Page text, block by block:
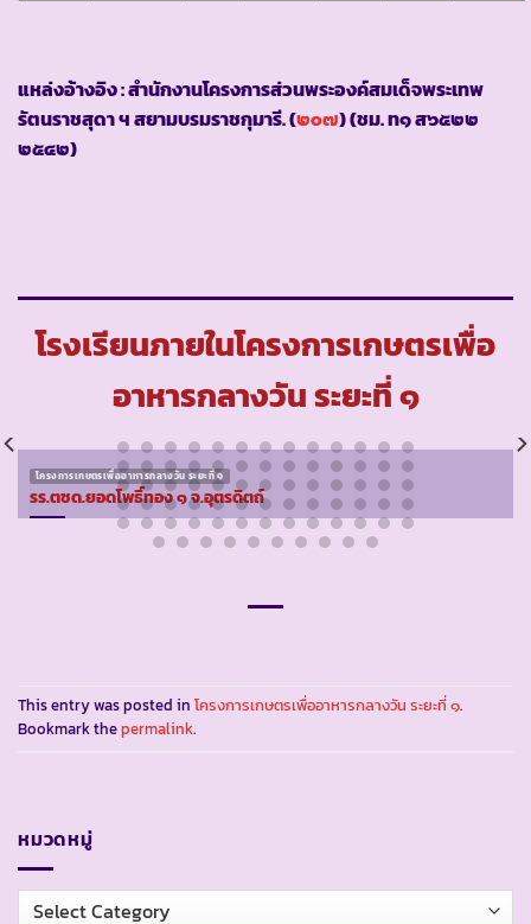
แหล่งอ้างอิง : สำนักงานโครงการส่วนพระองค์สมเด็จพระเทพ
รัตนราชสุดา ฯ สยามบรมราชกุมารี. (๒๐๗) (ชม. ท๑ ส๖๕๒๒
๒๕๔๒)
โรงเรียนภายในโครงการเกษตรเพื่อ
อาหารกลางวัน ระยะที่ ๑
โครงการเกษตรเพื่ออาหารกลางวัน ระยะที่ ๑
รร.ตชด.ยอดโพธิ์ทอง ๑ จ.อุตรดิตถ์
This entry was posted in โครงการเกษตรเพื่ออาหารกลางวัน ระยะที่ ๑.
Bookmark thepermalink.
หมวดหมู่
หมวด